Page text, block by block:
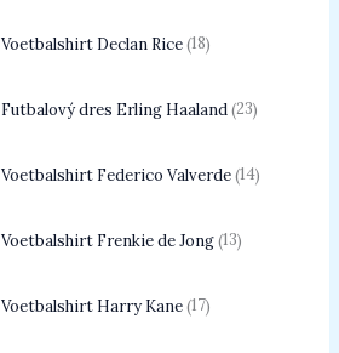
Voetbalshirt Declan Rice 18
Futbalový dres Erling Haaland 23
Voetbalshirt Federico Valverde 14
Voetbalshirt Frenkie de Jong 13
Voetbalshirt Harry Kane 17